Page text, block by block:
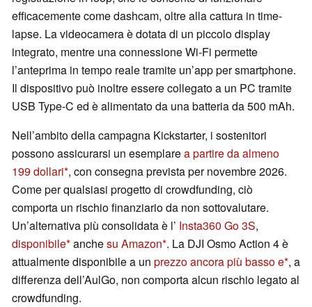
efficacemente come dashcam, oltre alla cattura in time-
lapse. La videocamera è dotata di un piccolo display
integrato, mentre una connessione Wi-Fi permette
l’anteprima in tempo reale tramite un’app per smartphone.
Il dispositivo può inoltre essere collegato a un PC tramite
USB Type-C ed è alimentato da una batteria da 500 mAh.
Nell’ambito della campagna Kickstarter, i sostenitori
possono assicurarsi un esemplarea partire da almeno
199 dollari , con consegna prevista per novembre 2026.
Come per qualsiasi progetto di crowdfunding, ciò
comporta un rischio finanziario da non sottovalutare.
Un’alternativa più consolidata è l’ Insta360 Go 3S,
disponibile anchesu Amazon . La DJI Osmo Action 4 è
attualmente disponibile a un prezzo ancora più basso e , a
differenza dell’AulGo, non comporta alcun rischio legato al
crowdfunding.